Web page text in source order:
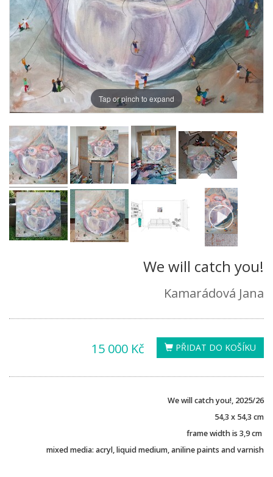
Tap or pinch to expand
We will catch you!
Kamarádová Jana
PŘIDAT DO KOŠÍKU
15 000 Kč
We will catch you!, 2025/26
54,3 x 54,3 cm
frame width is 3,9 cm
mixed media: acryl, liquid medium, aniline paints and varnish